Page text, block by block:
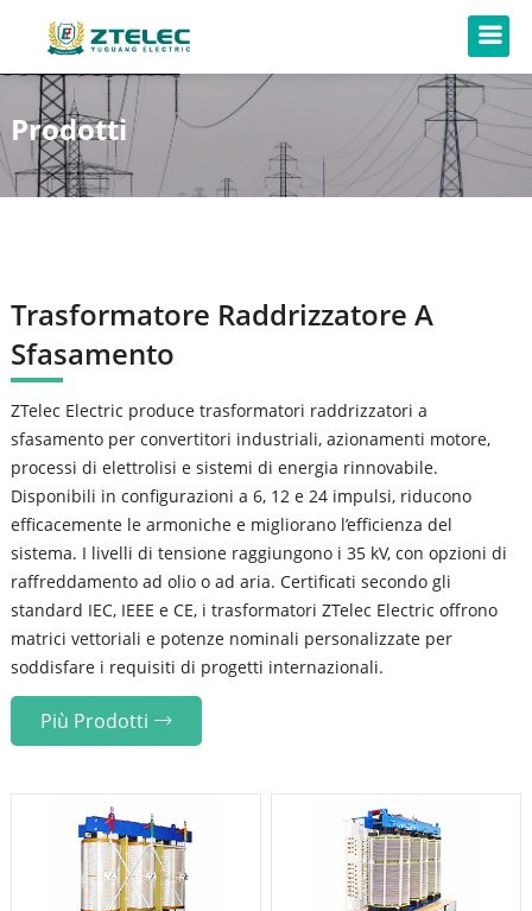
Prodotti
Trasformatore Raddrizzatore A
Sfasamento
ZTelec Electric produce trasformatori raddrizzatori a
sfasamento per convertitori industriali, azionamenti motore,
processi di elettrolisi e sistemi di energia rinnovabile.
Disponibili in configurazioni a 6, 12 e 24 impulsi, riducono
efficacemente le armoniche e migliorano l’efficienza del
sistema. I livelli di tensione raggiungono i 35 kV, con opzioni di
raffreddamento ad olio o ad aria. Certificati secondo gli
standard IEC, IEEE e CE, i trasformatori ZTelec Electric offrono
matrici vettoriali e potenze nominali personalizzate per
soddisfare i requisiti di progetti internazionali.
Più Prodotti